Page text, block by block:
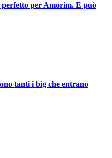
per Amorim. E può
tanti i big che entrano